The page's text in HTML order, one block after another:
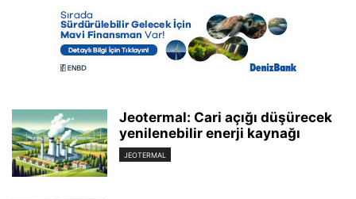
Jeotermal: Cari açığı düşürecek
yenilenebilir enerji kaynağı
JEOTERMAL